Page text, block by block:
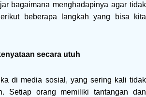
bagaimana menghadapinya agar tidak
beberapa langkah yang bisa kita
secara utuh
di media sosial, yang sering kali tidak
Setiap orang memiliki tantangan dan